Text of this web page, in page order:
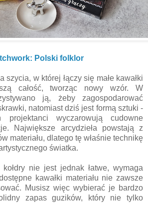
Polski folklor
szycia, w której łączy się małe kawałki
całość, tworząc nowy wzór. W
ją, żeby zagospodarować
natomiast dziś jest formą sztuki -
wyczarowują cudowne
Największe arcydzieła powstają z
materiału, dlatego tę właśnie technikę
światka.
nie jest jednak łatwe, wymaga
kawałki materiału nie zawsze
Musisz więc wybierać je bardzo
zapas guzików, który nie tylko